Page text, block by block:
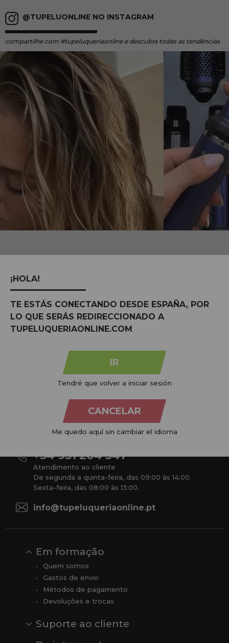
@TUPELUONLINE NO INSTAGRAM
compartilhe com #tupeluqueriaonline e descubra todas as tendências
Tu Peluquería Online S.L.U.dedicamo-nos à venda de
produtos para cabeleireiro e beleza, oferecendo uma vasta
gama ao seu alcance económico e profissional. Temos preços
competitivos e estamos sempre à sua disposição.
+34 951 204 547
Atendimento ao cliente
De segunda a quinta-feira, das 09:00 às 14:00.
Sexta-feira, das 08:00 às 13:00.
info@tupeluqueriaonline.pt
Em formação
Quem somos
Gastos de envio
Métodos de pagamento
Devoluções e trocas
Suporte ao cliente
Comentários
Comentários do Google
¡HOLA!
TE ESTÁS CONECTANDO DESDE ESPAÑA, POR
LO QUE SERÁS REDIRECCIONADO A
TUPELUQUERIAONLINE.COM
IR
Tendré que volver a iniciar sesión
CANCELAR
Me quedo aquí sin cambiar el idioma